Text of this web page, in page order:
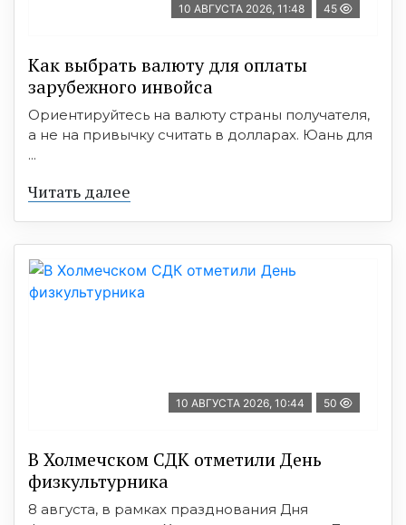
10 АВГУСТА 2026, 11:48 45
Как выбрать валюту для оплаты
зарубежного инвойса
Ориентируйтесь на валюту страны получателя,
а не на привычку считать в долларах. Юань для
...
Читать далее
10 АВГУСТА 2026, 10:44 50
В Холмечском СДК отметили День
физкультурника
8 августа, в рамках празднования Дня